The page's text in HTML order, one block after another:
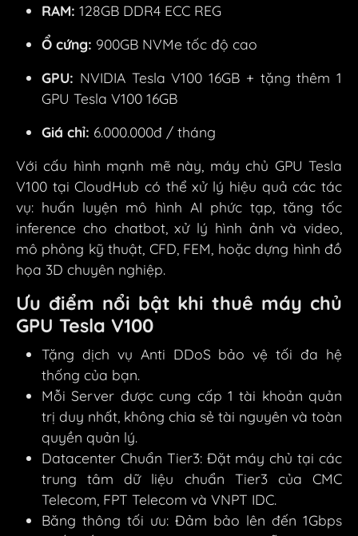
RAM: 128GB DDR4 ECC REG
Ổ cứng: 900GB NVMe tốc độ cao
GPU: NVIDIA Tesla V100 16GB + tặng thêm 1
GPU Tesla V100 16GB
Giá chỉ: 6.000.000đ / tháng
Với cấu hình mạnh mẽ này, máy chủ GPU Tesla
V100 tại CloudHub có thể xử lý hiệu quả các tác
vụ: huấn luyện mô hình AI phức tạp, tăng tốc
inference cho chatbot, xử lý hình ảnh và video,
mô phỏng kỹ thuật, CFD, FEM, hoặc dựng hình đồ
họa 3D chuyên nghiệp.
Ưu điểm nổi bật khi thuê máy chủ
GPU Tesla V100
Tặng dịch vụ Anti DDoS bảo vệ tối đa hệ
thống của bạn.
Mỗi Server được cung cấp 1 tài khoản quản
trị duy nhất, không chia sẻ tài nguyên và toàn
quyền quản lý.
Datacenter Chuẩn Tier3: Đặt máy chủ tại các
trung tâm dữ liệu chuẩn Tier3 của CMC
Telecom, FPT Telecom và VNPT IDC.
Băng thông tối ưu: Đảm bảo lên đến 1Gbps